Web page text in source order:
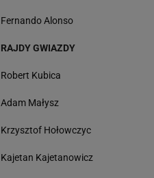
Fernando Alonso
RAJDY GWIAZDY
Robert Kubica
Adam Małysz
Krzysztof Hołowczyc
Kajetan Kajetanowicz